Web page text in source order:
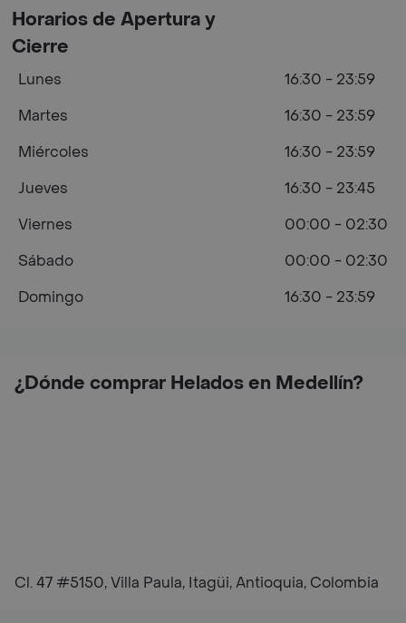
¿Dónde comprar Helados en Medellín?
Cl. 47 #5150, Villa Paula, Itagüi, Antioquia, Colombia
Horarios de Apertura y
Cierre
Lunes
16:30 - 23:59
Martes
16:30 - 23:59
Miércoles
16:30 - 23:59
Jueves
16:30 - 23:45
Viernes
00:00 - 02:30
Sábado
00:00 - 02:30
Domingo
16:30 - 23:59